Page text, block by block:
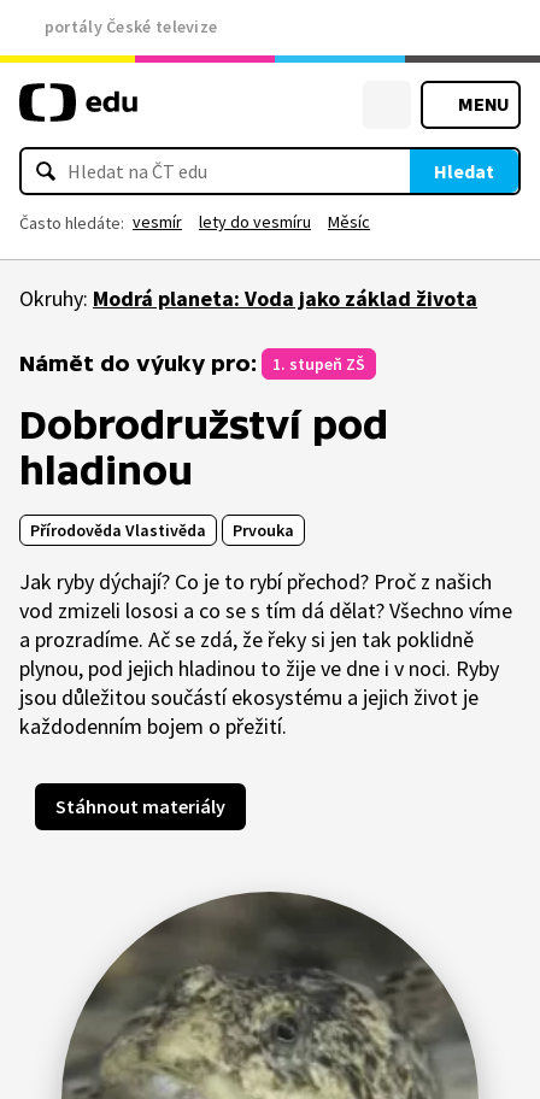
portály České televize
MENU
Hledat
Často hledáte: vesmír lety do vesmíru Měsíc
Okruhy: Modrá planeta: Voda jako základ života
Námět do výuky pro: 1. stupeň ZŠ
Dobrodružství pod
hladinou
Přírodověda Vlastivěda Prvouka
Jak ryby dýchají? Co je to rybí přechod? Proč z našich
vod zmizeli lososi a co se s tím dá dělat? Všechno víme
a prozradíme. Ač se zdá, že řeky si jen tak poklidně
plynou, pod jejich hladinou to žije ve dne i v noci. Ryby
jsou důležitou součástí ekosystému a jejich život je
každodenním bojem o přežití.
Stáhnout materiály